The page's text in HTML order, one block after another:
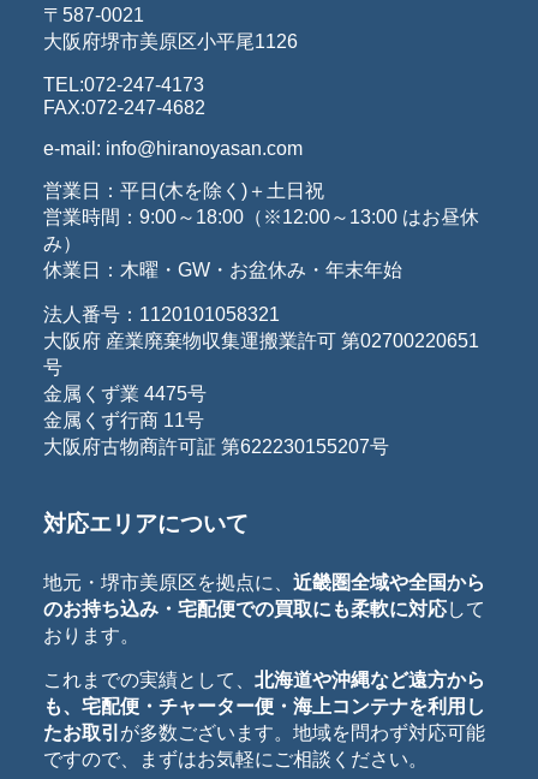
〒587-0021
大阪府堺市美原区小平尾1126
TEL:072-247-4173
FAX:072-247-4682
e-mail: info@hiranoyasan.com
営業日：平日(木を除く)＋土日祝
営業時間：9:00～18:00（※12:00～13:00 はお昼休
み）
休業日：木曜・GW・お盆休み・年末年始
法人番号：1120101058321
大阪府 産業廃棄物収集運搬業許可 第02700220651
号
金属くず業 4475号
金属くず行商 11号
大阪府古物商許可証 第622230155207号
対応エリアについて
地元・堺市美原区を拠点に、 近畿圏全域や全国から
のお持ち込み・宅配便での買取にも柔軟に対応して
おります。
これまでの実績として、 北海道や沖縄など遠方から
も、宅配便・チャーター便・海上コンテナを利用し
たお取引 が多数ございます。地域を問わず対応可能
ですので、まずはお気軽にご相談ください。